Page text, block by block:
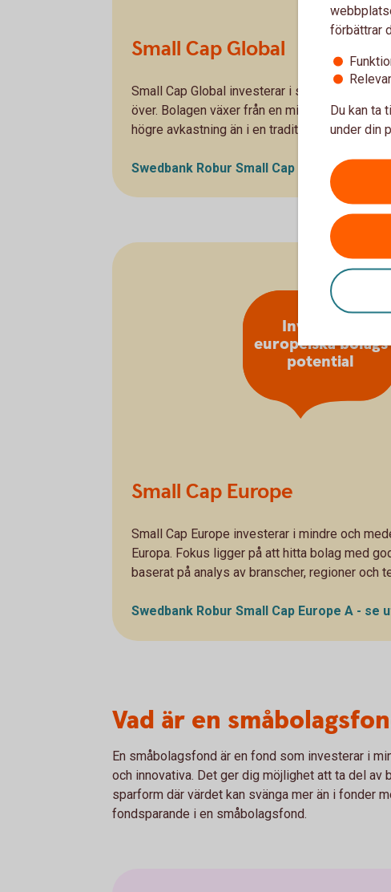
Small Cap Global
Small Cap Global investerar i små och
över. Bolagen växer från en mindre bas vilket
högre avkastning än i en traditionell
Swedbank Robur Small Cap Global A - se
Small Cap Europe
Small Cap Europe investerar i mindre och
Europa. Fokus ligger på att hitta bolag med
baserat på analys av branscher, regioner och
Swedbank Robur Small Cap Europe A - se
Investera i
europeiska bolags
potential
Vad är en
En småbolagsfond är en fond som investerar i
och innovativa. Det ger dig möjlighet att ta del
sparform där värdet kan svänga mer än i fonder
fondsparande i en småbolagsfond.
förbättrar
Du kan ta
under din